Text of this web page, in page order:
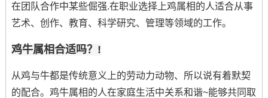
在团队合作中某些倔强.在职业选择上鸡属相的人适合从事
艺术、创作、教育、科学研究、管理等领域的工作。
鸡牛属相合适吗？!
从鸡与牛都是传统意义上的劳动力动物、所以说有着默契
的配合。鸡牛属相的人在家庭生活中关系和谐~能够共同取